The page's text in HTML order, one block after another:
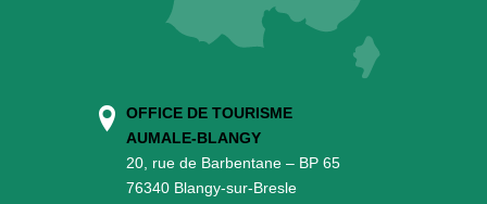
OFFICE DE TOURISME
AUMALE-BLANGY
20, rue de Barbentane – BP 65
76340 Blangy-sur-Bresle